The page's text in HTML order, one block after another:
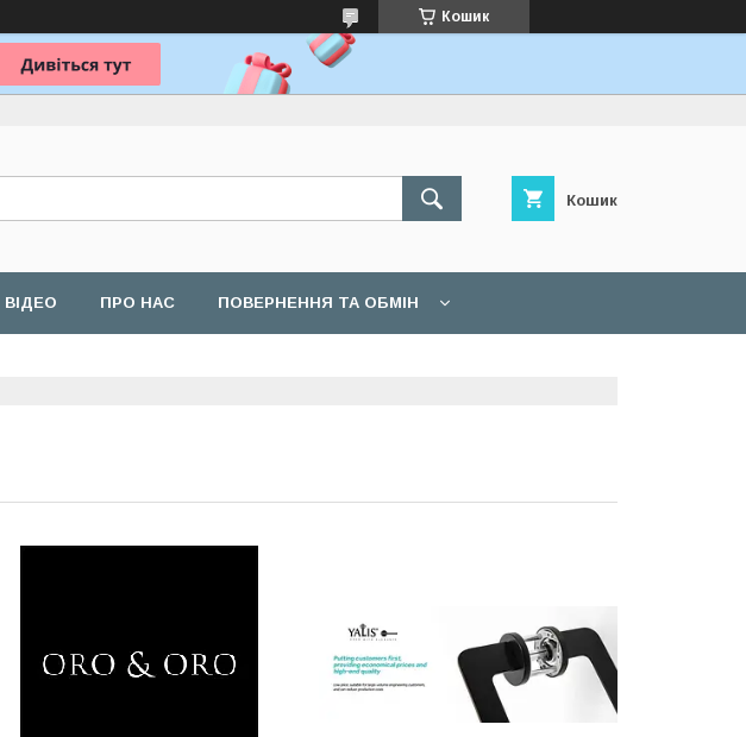
Кошик
Кошик
ВІДЕО ПРО НАС ПОВЕРНЕННЯ ТА ОБМІН